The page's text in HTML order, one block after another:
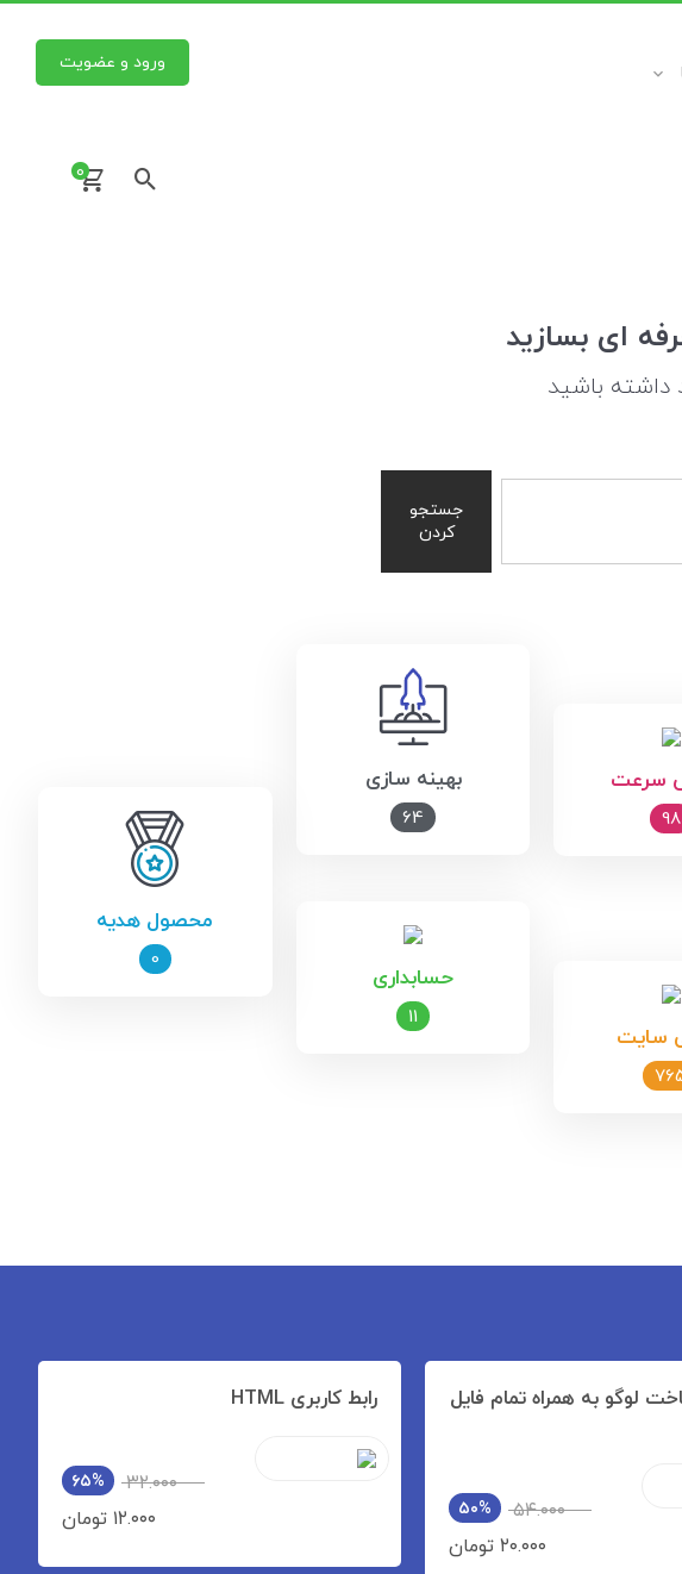
ورود و عضویت
0
ای بسازید
داشته باشید
جستجو
کردن
سرعت
98
بهینه سازی
64
سایت
حسابداری
11
محصول هدیه
0
لوگو به همراه تمام فایل
۵۰%
۵۴.۰۰۰
۲۰.۰۰۰ تومان
رابط کاربری HTML
۶۵%
۳۲.۰۰۰
۱۲.۰۰۰ تومان